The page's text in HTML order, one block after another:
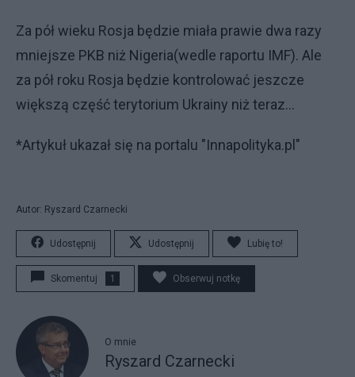
Za pół wieku Rosja będzie miała prawie dwa razy
mniejsze PKB niż Nigeria(wedle raportu IMF). Ale
za pół roku Rosja będzie kontrolować jeszcze
większą część terytorium Ukrainy niż teraz...
*Artykuł ukazał się na portalu "Innapolityka.pl"
Autor: Ryszard Czarnecki
Udostępnij Udostępnij Lubię to!
Skomentuj 1 Obserwuj notkę
O mnie
Ryszard Czarnecki